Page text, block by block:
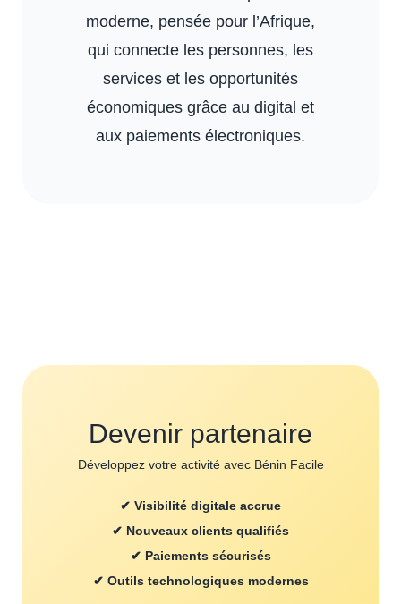
moderne, pensée pour l’Afrique,
qui connecte les personnes, les
services et les opportunités
économiques grâce au digital et
aux paiements électroniques.
Devenir partenaire
Développez votre activité avec Bénin Facile
✔ Visibilité digitale accrue
✔ Nouveaux clients qualifiés
✔ Paiements sécurisés
✔ Outils technologiques modernes